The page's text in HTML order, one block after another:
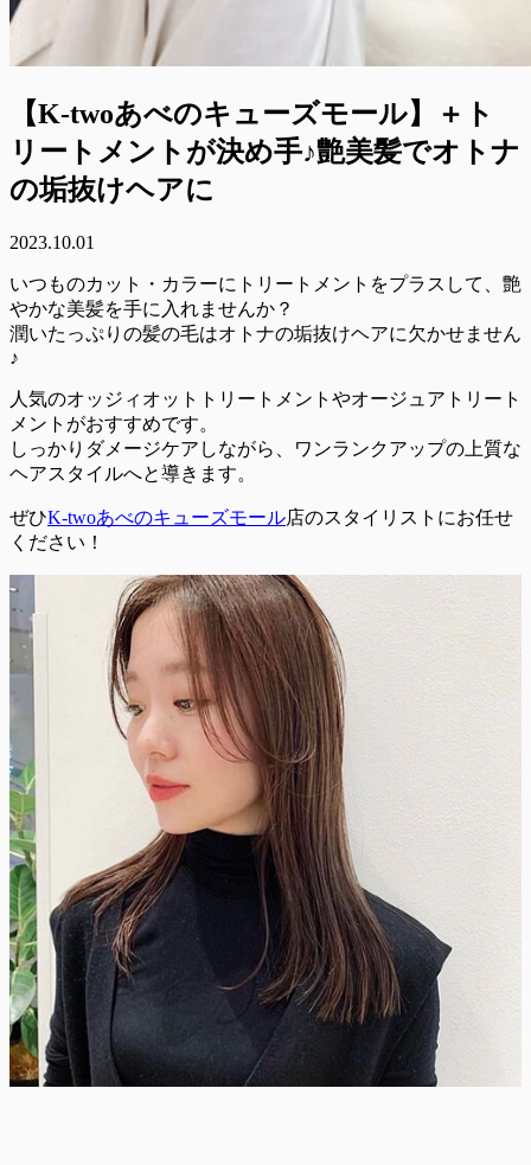
【K-twoあべのキューズモール】＋ト
リートメントが決め手♪艶美髪でオトナ
の垢抜けヘアに
2023.10.01
いつものカット・カラーにトリートメントをプラスして、艶
やかな美髪を手に入れませんか？
潤いたっぷりの髪の毛はオトナの垢抜けヘアに欠かせません
♪
人気のオッジィオットトリートメントやオージュアトリート
メントがおすすめです。
しっかりダメージケアしながら、ワンランクアップの上質な
ヘアスタイルへと導きます。
ぜひK-twoあべのキューズモール店のスタイリストにお任せ
ください！